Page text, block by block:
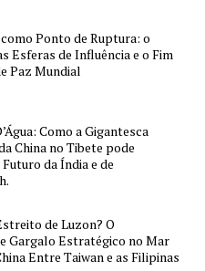
Ponto de Ruptura: o
Esferas de Influência e o Fim
Paz Mundial
Como a Gigantesca
China no Tibete pode
da Índia e de
de Luzon? O
Gargalo Estratégico no Mar
Entre Taiwan e as Filipinas